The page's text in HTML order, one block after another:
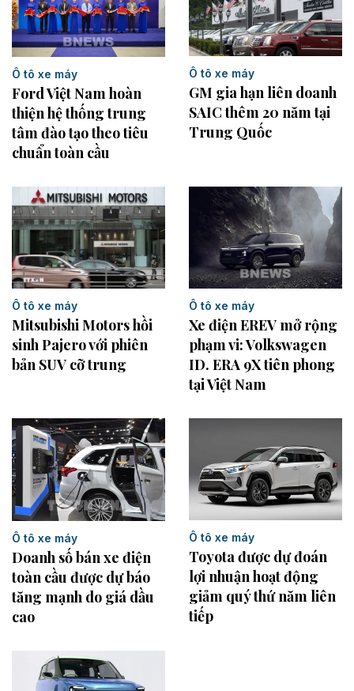
Ô tô xe máy
Ford Việt Nam hoàn
thiện hệ thống trung
tâm đào tạo theo tiêu
chuẩn toàn cầu
Ô tô xe máy
GM gia hạn liên doanh
SAIC thêm 20 năm tại
Trung Quốc
Ô tô xe máy
Mitsubishi Motors hồi
sinh Pajero với phiên
bản SUV cỡ trung
Ô tô xe máy
Xe điện EREV mở rộng
phạm vi: Volkswagen
ID. ERA 9X tiên phong
tại Việt Nam
Ô tô xe máy
Doanh số bán xe điện
toàn cầu được dự báo
tăng mạnh do giá dầu
cao
Ô tô xe máy
Toyota được dự đoán
lợi nhuận hoạt động
giảm quý thứ năm liên
tiếp